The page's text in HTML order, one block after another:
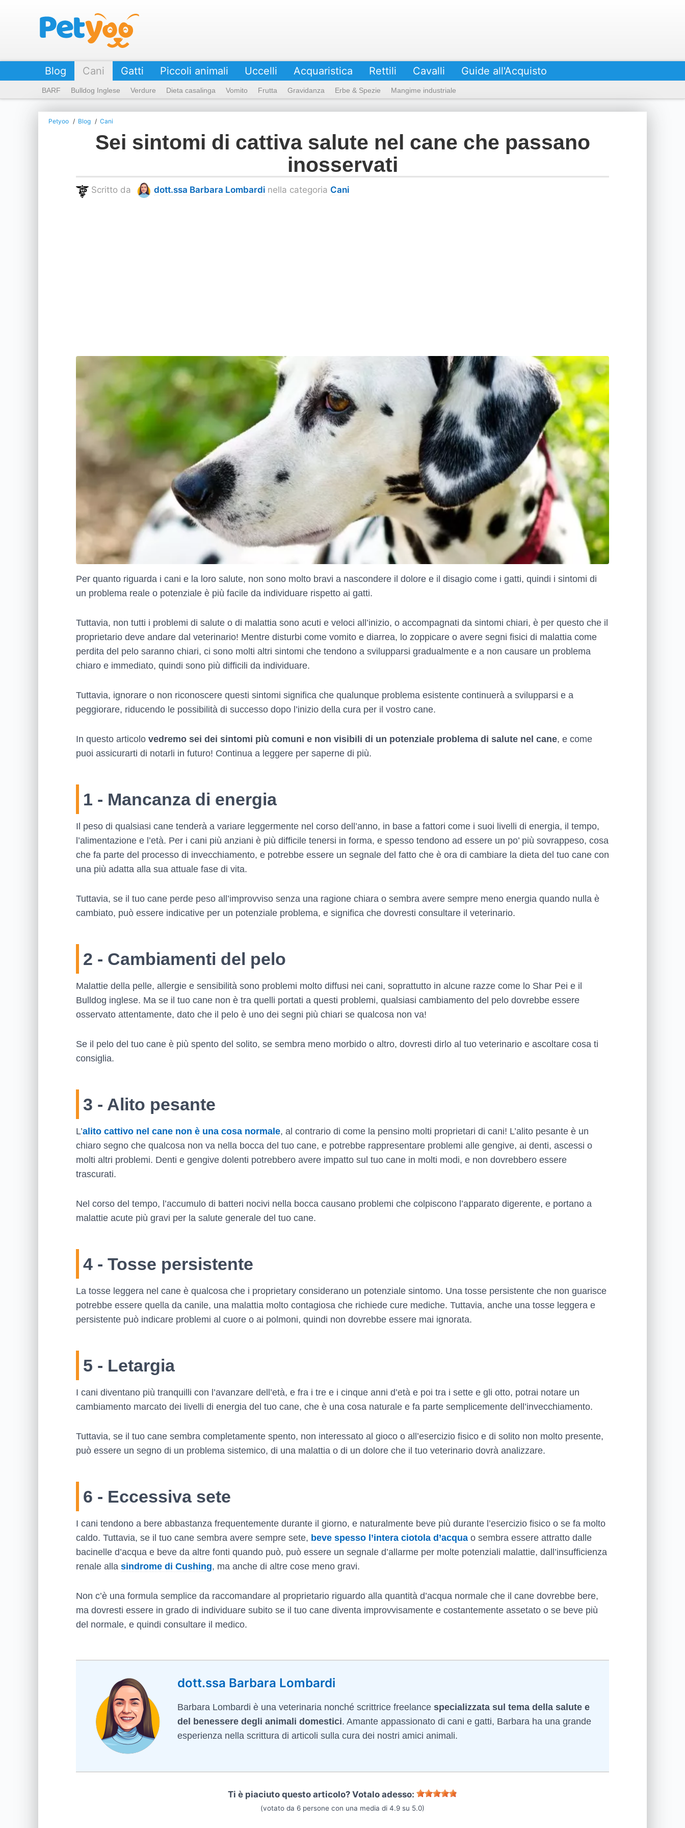
Blog Cani
BARF Bulldog Inglese Verdure Dieta casalinga Vomito Frutta Gravidanza Erbe & Spezie Mangime industriale
Gatti Piccoli animali Uccelli Acquaristica Rettili Cavalli Guide all'Acquisto
Petyoo Blog Cani
Sei sintomi di cattiva salute nel cane che passano
inosservati
Scritto da dott.ssa Barbara Lombardi nella categoria Cani
Per quanto riguarda i cani e la loro salute, non sono molto bravi a nascondere il dolore e il disagio come i gatti, quindi i sintomi di
un problema reale o potenziale è più facile da individuare rispetto ai gatti.
Tuttavia, non tutti i problemi di salute o di malattia sono acuti e veloci all’inizio, o accompagnati da sintomi chiari, è per questo che il
proprietario deve andare dal veterinario! Mentre disturbi come vomito e diarrea, lo zoppicare o avere segni fisici di malattia come
perdita del pelo saranno chiari, ci sono molti altri sintomi che tendono a svilupparsi gradualmente e a non causare un problema
chiaro e immediato, quindi sono più difficili da individuare.
Tuttavia, ignorare o non riconoscere questi sintomi significa che qualunque problema esistente continuerà a svilupparsi e a
peggiorare, riducendo le possibilità di successo dopo l’inizio della cura per il vostro cane.
In questo articolo vedremo sei dei sintomi più comuni e non visibili di un potenziale problema di salute nel cane, e come
puoi assicurarti di notarli in futuro! Continua a leggere per saperne di più.
1 - Mancanza di energia
Il peso di qualsiasi cane tenderà a variare leggermente nel corso dell’anno, in base a fattori come i suoi livelli di energia, il tempo,
l’alimentazione e l’età. Per i cani più anziani è più difficile tenersi in forma, e spesso tendono ad essere un po’ più sovrappeso, cosa
che fa parte del processo di invecchiamento, e potrebbe essere un segnale del fatto che è ora di cambiare la dieta del tuo cane con
una più adatta alla sua attuale fase di vita.
Tuttavia, se il tuo cane perde peso all’improvviso senza una ragione chiara o sembra avere sempre meno energia quando nulla è
cambiato, può essere indicative per un potenziale problema, e significa che dovresti consultare il veterinario.
2 - Cambiamenti del pelo
Malattie della pelle, allergie e sensibilità sono problemi molto diffusi nei cani, soprattutto in alcune razze come lo Shar Pei e il
Bulldog inglese. Ma se il tuo cane non è tra quelli portati a questi problemi, qualsiasi cambiamento del pelo dovrebbe essere
osservato attentamente, dato che il pelo è uno dei segni più chiari se qualcosa non va!
Se il pelo del tuo cane è più spento del solito, se sembra meno morbido o altro, dovresti dirlo al tuo veterinario e ascoltare cosa ti
consiglia.
3 - Alito pesante
L’alito cattivo nel cane non è una cosa normale, al contrario di come la pensino molti proprietari di cani! L’alito pesante è un
chiaro segno che qualcosa non va nella bocca del tuo cane, e potrebbe rappresentare problemi alle gengive, ai denti, ascessi o
molti altri problemi. Denti e gengive dolenti potrebbero avere impatto sul tuo cane in molti modi, e non dovrebbero essere
trascurati.
Nel corso del tempo, l’accumulo di batteri nocivi nella bocca causano problemi che colpiscono l’apparato digerente, e portano a
malattie acute più gravi per la salute generale del tuo cane.
4 - Tosse persistente
La tosse leggera nel cane è qualcosa che i proprietary considerano un potenziale sintomo. Una tosse persistente che non guarisce
potrebbe essere quella da canile, una malattia molto contagiosa che richiede cure mediche. Tuttavia, anche una tosse leggera e
persistente può indicare problemi al cuore o ai polmoni, quindi non dovrebbe essere mai ignorata.
5 - Letargia
I cani diventano più tranquilli con l’avanzare dell’età, e fra i tre e i cinque anni d’età e poi tra i sette e gli otto, potrai notare un
cambiamento marcato dei livelli di energia del tuo cane, che è una cosa naturale e fa parte semplicemente dell’invecchiamento.
Tuttavia, se il tuo cane sembra completamente spento, non interessato al gioco o all’esercizio fisico e di solito non molto presente,
può essere un segno di un problema sistemico, di una malattia o di un dolore che il tuo veterinario dovrà analizzare.
6 - Eccessiva sete
I cani tendono a bere abbastanza frequentemente durante il giorno, e naturalmente beve più durante l’esercizio fisico o se fa molto
caldo. Tuttavia, se il tuo cane sembra avere sempre sete, beve spesso l’intera ciotola d’acqua o sembra essere attratto dalle
bacinelle d’acqua e beve da altre fonti quando può, può essere un segnale d’allarme per molte potenziali malattie, dall’insufficienza
renale alla sindrome di Cushing, ma anche di altre cose meno gravi.
Non c’è una formula semplice da raccomandare al proprietario riguardo alla quantità d’acqua normale che il cane dovrebbe bere,
ma dovresti essere in grado di individuare subito se il tuo cane diventa improvvisamente e costantemente assetato o se beve più
del normale, e quindi consultare il medico.
dott.ssa Barbara Lombardi
Barbara Lombardi è una veterinaria nonché scrittrice freelance specializzata sul tema della salute e
del benessere degli animali domestici. Amante appassionato di cani e gatti, Barbara ha una grande
esperienza nella scrittura di articoli sulla cura dei nostri amici animali.
Ti è piaciuto questo articolo? Votalo adesso:
(votato da 6 persone con una media di 4.9 su 5.0)